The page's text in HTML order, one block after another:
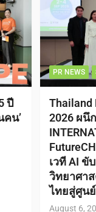
ปี
น’
PR NEWS
Thailand
2026 ผนึ
เวที AI ขั
วิทยาศา
ไทยสู่ศูน
August 6,